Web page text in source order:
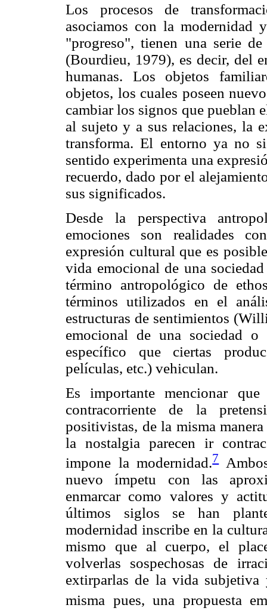
Los procesos de
asociamos con la modernidad
"progreso", tienen una serie
(Bourdieu, 1979), es decir, del
humanas. Los objetos
objetos, los cuales poseen
cambiar los signos que pueblan
al sujeto y a sus relaciones, la
transforma. El entorno ya no
sentido experimenta una
recuerdo, dado por el
sus significados.
Desde la perspectiva
emociones son realidades
expresión cultural que es
vida emocional de una
término antropológico de
términos utilizados en el
estructuras de sentimientos
emocional de una sociedad
específico que ciertas
películas, etc.) vehiculan.
Es importante mencionar
contracorriente de la
positivistas, de la misma
la nostalgia parecen ir
impone la modernidad.7
nuevo ímpetu con las
enmarcar como valores y
últimos siglos se han
modernidad inscribe en la
mismo que al cuerpo, el
volverlas sospechosas de
extirparlas de la vida
misma pues, una propuesta